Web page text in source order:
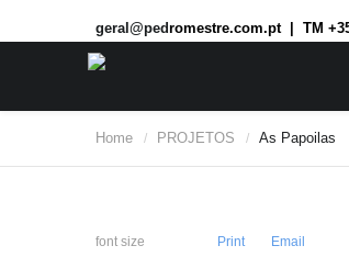
geral@pedromestre.com.pt | TM
Home / PROJETOS / As Papoilas
font size Print Email